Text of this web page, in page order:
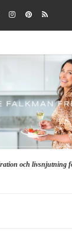
och livsnjutning